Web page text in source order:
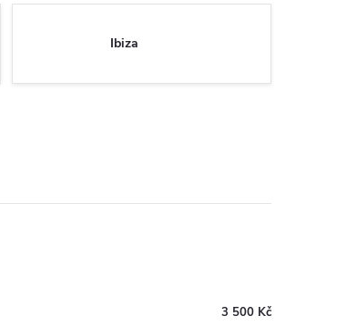
Ibiza
3 500 Kč